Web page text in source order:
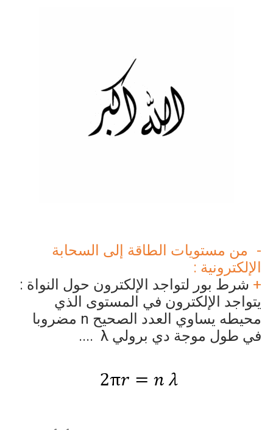
من مستويات الطاقة إلى السحابة
الإلكترونية :
+ شرط بور لتواجد الإلكترون حول النواة :
يتواجد الإلكترون في المستوى الذي
محيطه يساوي العدد الصحيح n مضروبا
في طول موجة دي برولي λ
....